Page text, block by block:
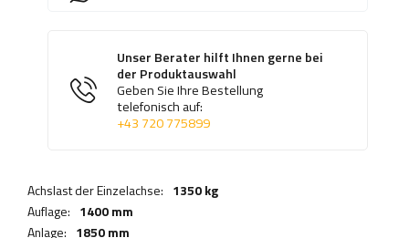
Unser Berater hilft Ihnen gerne bei
der Produktauswahl
Geben Sie Ihre Bestellung
telefonisch auf:
+43 720 775899
Achslast der Einzelachse: 1350 kg
Auflage: 1400 mm
Anlage: 1850 mm